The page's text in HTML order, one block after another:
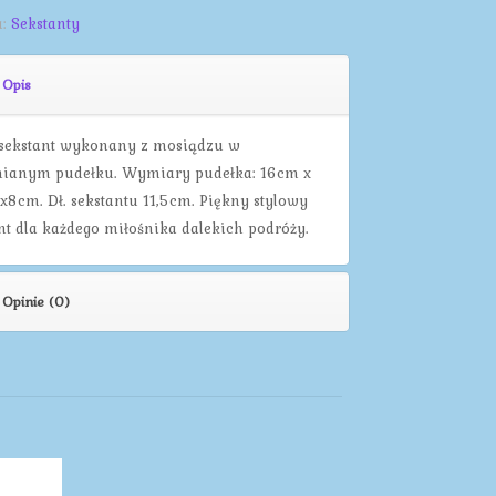
Sekstanty
Opis
wykonany z mosiądzu w
pudełku. Wymiary pudełka: 16cm x
Dł. sekstantu 11,5cm. Piękny stylowy
dla każdego miłośnika dalekich podróży.
Opinie (0)